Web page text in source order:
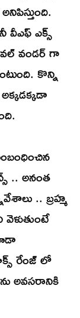
వీఎఫ్ ఎక్స్
వండర్ గా
కొన్ని
.. అనంత
.. బ్రహ్మ
రేంజ్ లో
అవసరానికి